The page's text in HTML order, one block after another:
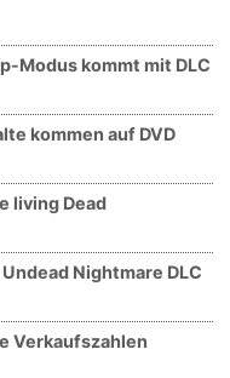
Modus kommt mit DLC
kommen auf DVD
living Dead
Nightmare DLC
Verkaufszahlen